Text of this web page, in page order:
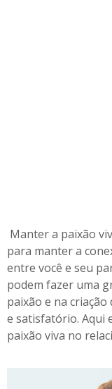
Manter a paixão
para manter a
entre você e seu
podem fazer uma
paixão e na
e satisfatório. Aqui
paixão viva no